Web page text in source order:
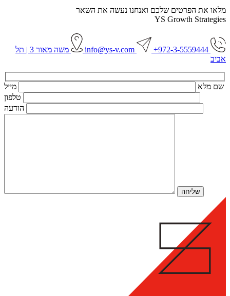
מלאו את הפרטים שלכם ואנחנו נעשה את השאר
YS Growth Strategies
info@ys-v.com
משה מאור 3 | תל
אביב
שם מלא
מייל
טלפון
הודעה